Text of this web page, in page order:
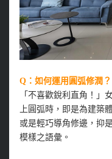
Q：如何運用圓弧修潤？
「不喜歡銳利直角！」
上圓弧時，即是為建築
或是輕巧導角修邊，抑
模樣之語彙。